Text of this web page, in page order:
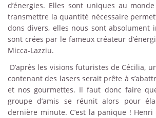
d’énergies. Elles sont uniques au
transmettre la quantité nécessaire
dons divers, elles nous sont absolument
sont crées par le fameux créateur
Micca-Lazziu.
D’après les visions futuristes de Cécilia,
contenant des lasers serait prête à
et nos gourmettes. Il faut donc faire
groupe d’amis se réunit alors pour
dernière minute. C’est la panique !